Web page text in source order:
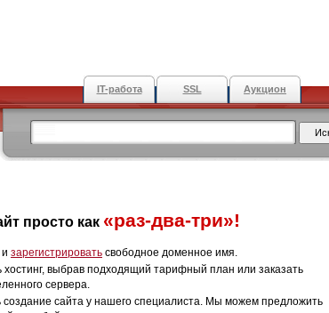
IT-работа SSL Аукцион
просто как «раз-два-три»!
зарегистрировать свободное доменное имя.
хостинг, выбрав подходящий тарифный план или заказать
сервера.
создание сайта у нашего специалиста. Мы можем предложить